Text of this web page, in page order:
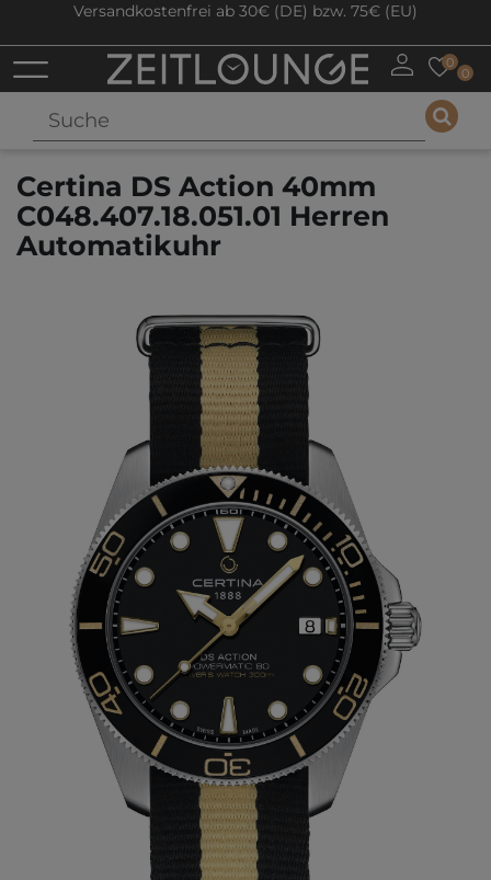
Versandkostenfrei ab 30€ (DE) bzw. 75€ (EU)
0
0
Certina DS Action 40mm
C048.407.18.051.01 Herren
Automatikuhr